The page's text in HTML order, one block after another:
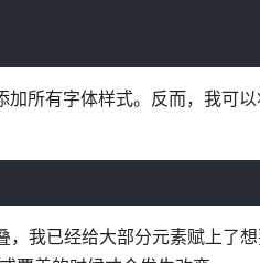
所有字体样式。反而，我可
我已经给大部分元素赋上了